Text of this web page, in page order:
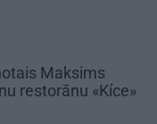
Maksims
restorānu «Kíce»